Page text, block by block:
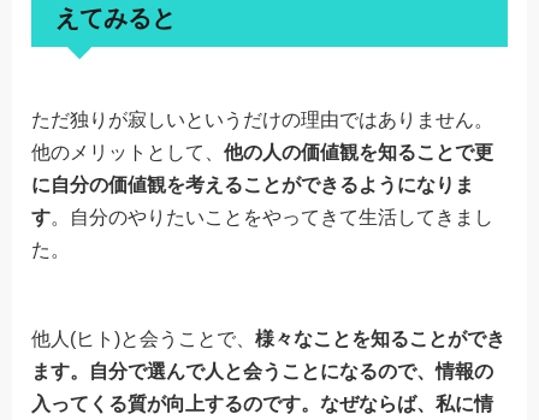
えてみると
ただ独りが寂しいというだけの理由ではありません。
他のメリットとして、他の人の価値観を知ることで更
に自分の価値観を考えることができるようになりま
す。自分のやりたいことをやってきて生活してきまし
た。
他人(ヒト)と会うことで、様々なことを知ることができ
ます。自分で選んで人と会うことになるので、情報の
入ってくる質が向上するのです。なぜならば、私に情